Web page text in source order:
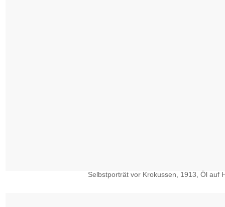
Selbstporträt vor Krokussen, 1913, Öl auf